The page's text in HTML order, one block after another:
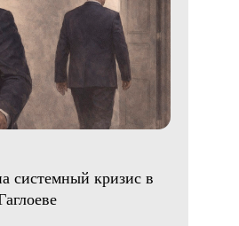
системный кризис в